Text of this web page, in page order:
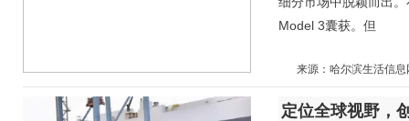
Model 3囊获。但
来源：哈尔滨生活信息
定位全球视野，